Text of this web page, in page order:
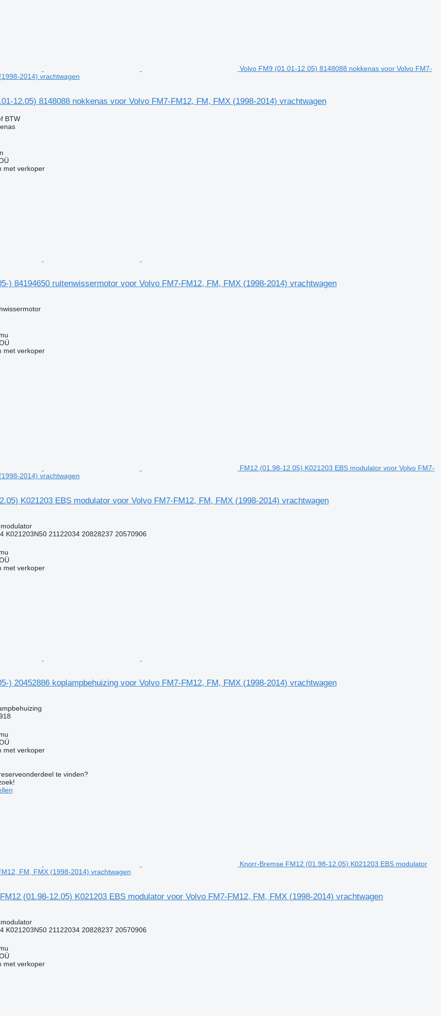
Volvo FM9 (01.01-12.05) 8148088 nokkenas voor Volvo FM7-
2014) vrachtwagen
12.05) 8148088 nokkenas voor Volvo FM7-FM12, FM, FMX (1998-2014) vrachtwagen
BTW
met verkoper
) 84194650 ruitenwissermotor voor Volvo FM7-FM12, FM, FMX (1998-2014) vrachtwagen
met verkoper
FM12 (01.98-12.05) K021203 EBS modulator voor Volvo FM7-
2014) vrachtwagen
K021203 EBS modulator voor Volvo FM7-FM12, FM, FMX (1998-2014) vrachtwagen
K021203N50 21122034 20828237 20570906
met verkoper
) 20452886 koplampbehuizing voor Volvo FM7-FM12, FM, FMX (1998-2014) vrachtwagen
met verkoper
te vinden?
Knorr-Bremse FM12 (01.98-12.05) K021203 EBS modulator
FM, FMX (1998-2014) vrachtwagen
(01.98-12.05) K021203 EBS modulator voor Volvo FM7-FM12, FM, FMX (1998-2014) vrachtwagen
K021203N50 21122034 20828237 20570906
met verkoper